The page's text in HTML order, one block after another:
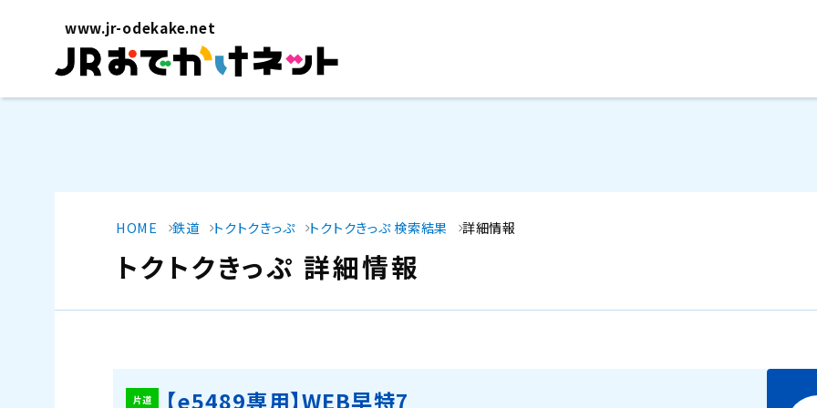
www.jr-odekake.net
HOME 鉄道 トクトクきっぷ トクトクきっぷ 検索結果 詳細情報
トクトクきっぷ 詳細情報
片道 【e5489専用】WEB早特7